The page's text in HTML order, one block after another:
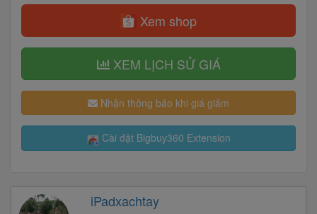
Xem shop
XEM LỊCH SỬ GIÁ
Nhận thông báo khi giá giảm
Cài đặt Bigbuy360 Extension
iPadxachtay